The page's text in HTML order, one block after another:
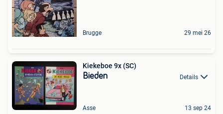
Brugge 29 mei 26
Kiekeboe 9x (SC)
Bieden Details
Asse 13 sep 24